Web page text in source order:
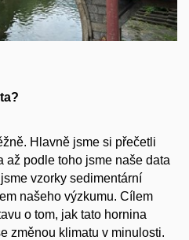
Hlavně jsme si přečetli
až podle toho jsme naše data
vzorky sedimentární
našeho výzkumu. Cílem
o tom, jak tato hornina
změnou klimatu v minulosti.